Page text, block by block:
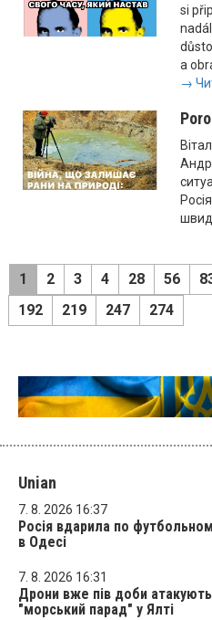
si
a
→
1 2 3 4 28 56
192
219 247 274
Unian
7. 8. 2026 16:37
Росія вдарила по
в Одесі
7. 8. 2026 16:31
Дрони вже пів доби
"морський парад" у Ялті